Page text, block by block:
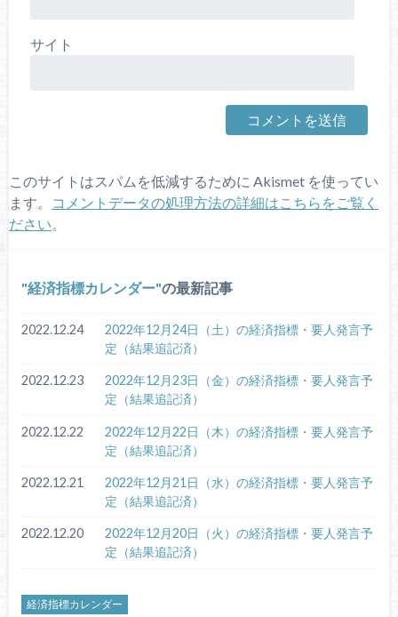
サイト
このサイトはスパムを低減するために Akismet を使ってい
ます。
コメントデータの処理方法の詳細はこちらをご覧く
ださい。
経済指標カレンダー の最新記事
2022.12.24
2022年12月24日（土）の経済指標・要人発言予
定（結果追記済）
2022.12.23
2022年12月23日（金）の経済指標・要人発言予
定（結果追記済）
2022.12.22
2022年12月22日（木）の経済指標・要人発言予
定（結果追記済）
2022.12.21
2022年12月21日（水）の経済指標・要人発言予
定（結果追記済）
2022.12.20
2022年12月20日（火）の経済指標・要人発言予
定（結果追記済）
経済指標カレンダー